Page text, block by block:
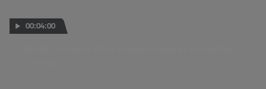
00:04:00